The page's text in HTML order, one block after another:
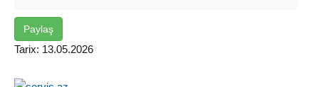
Paylaş
Tarix: 13.05.2026